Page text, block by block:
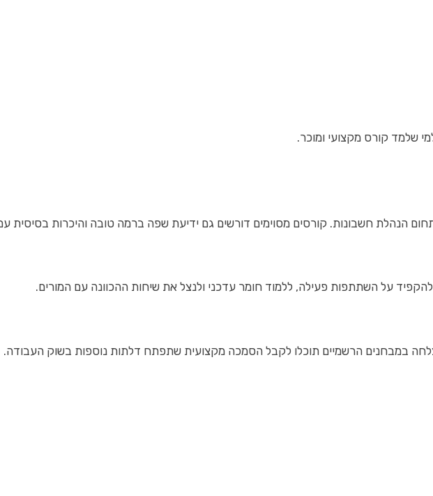
שלמד קורס מקצועי ומוכר.
הנהלת חשבונות. קורסים מסוימים דורשים גם ידיעת שפה ברמה טובה והיכרות בסיסית
על השתתפות פעילה, ללמוד חומר עדכני ולנצל את שיחות ההכוונה עם המורים.
במבחנים הרשמיים תוכלו לקבל הסמכה מקצועית שתפתח דלתות נוספות בשוק העבודה.